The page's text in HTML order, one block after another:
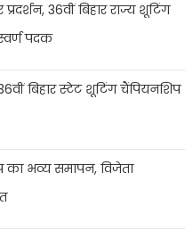
36वीं बिहार राज्य शूटिंग
पदक
बिहार स्टेट शूटिंग चैंपियनशिप
का भव्य समापन, विजेता